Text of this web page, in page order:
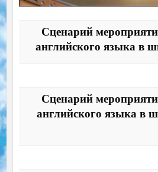
Сценарий
английского языка в
Сценарий
английского языка в